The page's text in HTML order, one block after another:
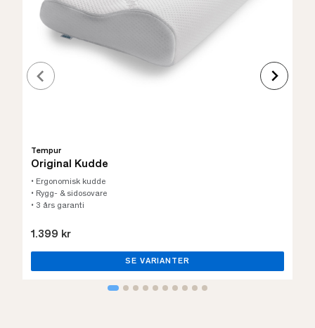
Tempur
Original Kudde
• Ergonomisk kudde
• Rygg- & sidosovare
• 3 års garanti
1.399 kr
SE VARIANTER